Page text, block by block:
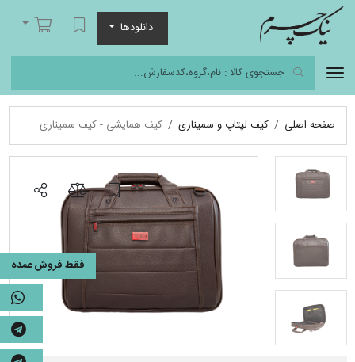
دانلودها
لیست مورد علاقه
سبد خرید
صفحه اصلی کیف لپتاپ و سمیناری کیف همایشی - کیف سمیناری
فقط فروش عمده